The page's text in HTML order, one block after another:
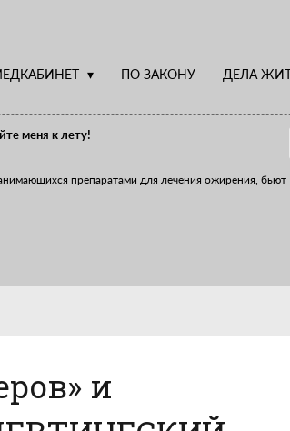
ПО ЗАКОНУ ДЕЛА
меня к лету!
препаратами для лечения ожирения, бьют
и